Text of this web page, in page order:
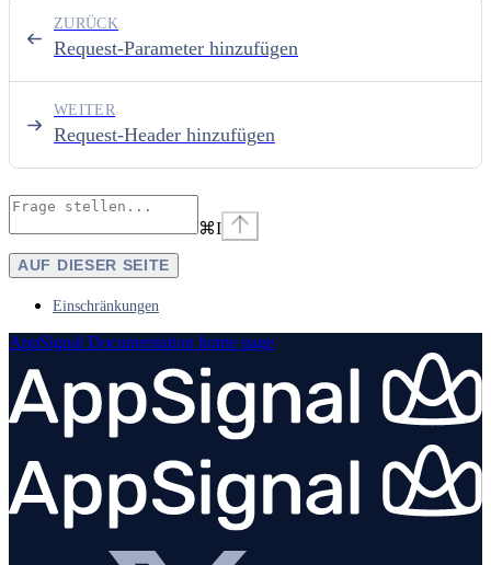
Request-Parameter hinzufügen
ZURÜCK
Request-Header hinzufügen
WEITER
⌘I
AUF DIESER SEITE
Einschränkungen
AppSignal Documentation home page